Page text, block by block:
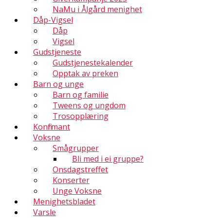
NaMu i Ålgård menighet
Dåp-Vigsel
Dåp
Vigsel
Gudstjeneste
Gudstjenestekalender
Opptak av preken
Barn og unge
Barn og familie
Tweens og ungdom
Trosopplæring
Konfirmant
Voksne
Smågrupper
Bli med i ei gruppe?
Onsdagstreffet
Konserter
Unge Voksne
Menighetsbladet
Varsle